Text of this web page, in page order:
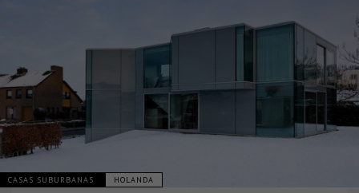
CASAS SUBURBANAS HOLANDA